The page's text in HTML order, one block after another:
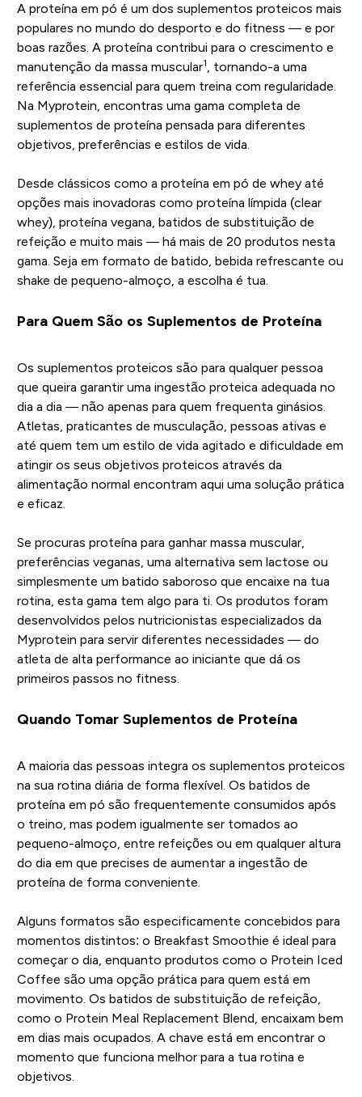
A proteína em pó é um dos suplementos proteicos mais
populares no mundo do desporto e do fitness — e por
boas razões. A proteína contribui para o crescimento e
manutenção da massa muscular1
, tornando-a uma
referência essencial para quem treina com regularidade.
Na Myprotein, encontras uma gama completa de
suplementos de proteína pensada para diferentes
objetivos, preferências e estilos de vida.
Desde clássicos como a proteína em pó de whey até
opções mais inovadoras como proteína límpida (clear
whey), proteína vegana, batidos de substituição de
refeição e muito mais — há mais de 20 produtos nesta
gama. Seja em formato de batido, bebida refrescante ou
shake de pequeno-almoço, a escolha é tua.
Para Quem São os Suplementos de Proteína
Os suplementos proteicos são para qualquer pessoa
que queira garantir uma ingestão proteica adequada no
dia a dia — não apenas para quem frequenta ginásios.
Atletas, praticantes de musculação, pessoas ativas e
até quem tem um estilo de vida agitado e dificuldade em
atingir os seus objetivos proteicos através da
alimentação normal encontram aqui uma solução prática
e eficaz.
Se procuras proteína para ganhar massa muscular,
preferências veganas, uma alternativa sem lactose ou
simplesmente um batido saboroso que encaixe na tua
rotina, esta gama tem algo para ti. Os produtos foram
desenvolvidos pelos nutricionistas especializados da
Myprotein para servir diferentes necessidades — do
atleta de alta performance ao iniciante que dá os
primeiros passos no fitness.
Quando Tomar Suplementos de Proteína
A maioria das pessoas integra os suplementos proteicos
na sua rotina diária de forma flexível. Os batidos de
proteína em pó são frequentemente consumidos após
o treino, mas podem igualmente ser tomados ao
pequeno-almoço, entre refeições ou em qualquer altura
do dia em que precises de aumentar a ingestão de
proteína de forma conveniente.
Alguns formatos são especificamente concebidos para
momentos distintos: o Breakfast Smoothie é ideal para
começar o dia, enquanto produtos como o Protein Iced
Coffee são uma opção prática para quem está em
movimento. Os batidos de substituição de refeição,
como o Protein Meal Replacement Blend, encaixam bem
em dias mais ocupados. A chave está em encontrar o
momento que funciona melhor para a tua rotina e
objetivos.